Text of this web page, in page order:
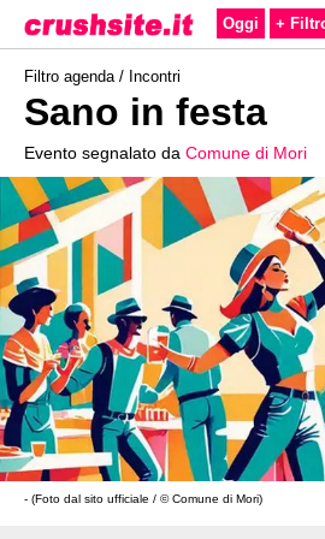
Oggi +
Filtro agenda / Incontri
Sano in festa
Evento segnalato da Comune di Mori
- (Foto dal sito ufficiale / © Comune di Mori)